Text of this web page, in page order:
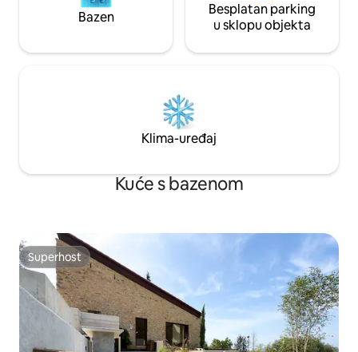
Bazen
Besplatan parking
u sklopu objekta
Klima-uređaj
Kuće s bazenom
Superhost
Superhost